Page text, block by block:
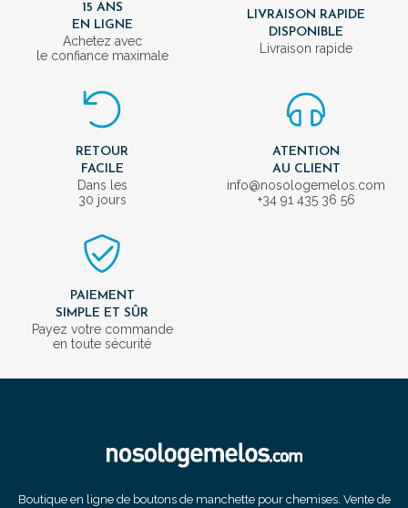
15 ANS
EN LIGNE
Achetez avec
le confiance maximale
LIVRAISON RAPIDE
DISPONIBLE
Livraison rapide
RETOUR
FACILE
Dans les
30 jours
ATENTION
AU CLIENT
info@nosologemelos.com
+34 91 435 36 56
PAIEMENT
SIMPLE ET SÛR
Payez votre commande
en toute sécurité
Boutique en ligne de boutons de manchette pour chemises. Vente de